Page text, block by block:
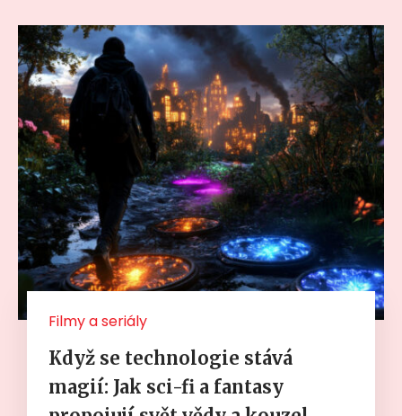
Filmy a seriály
Když se technologie stává
magií: Jak sci-fi a fantasy